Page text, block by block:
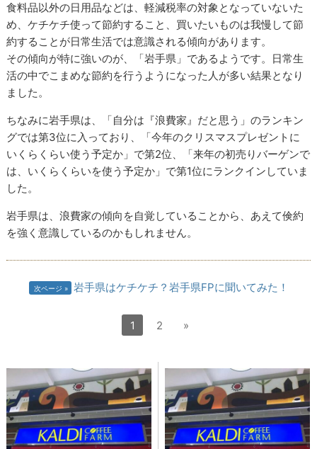
食料品以外の日用品などは、軽減税率の対象となっていないた
め、ケチケチ使って節約すること、買いたいものは我慢して節
約することが日常生活では意識される傾向があります。
その傾向が特に強いのが、「岩手県」であるようです。日常生
活の中でこまめな節約を行うようになった人が多い結果となり
ました。
ちなみに岩手県は、「自分は『浪費家』だと思う」のランキン
グでは第3位に入っており、「今年のクリスマスプレゼントに
いくらくらい使う予定か」で第2位、「来年の初売りバーゲンで
は、いくらくらいを使う予定か」で第1位にランクインしていま
した。
岩手県は、浪費家の傾向を自覚していることから、あえて倹約
を強く意識しているのかもしれません。
次ページ 岩手県はケチケチ？岩手県FPに聞いてみた！
1 2 »